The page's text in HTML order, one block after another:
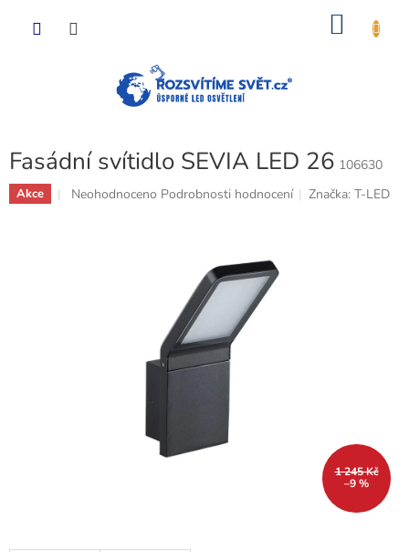
Fasádní svítidlo SEVIA LED 26 106630
Akce
Průměrné
Neohodnoceno Podrobnosti hodnocení Značka:T-LED
1 245 Kč
–9 %